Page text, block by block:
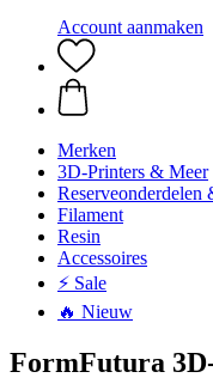
Account aanmaken
Merken
3D-Printers & Meer
Reserveonderdelen
Filament
Resin
Accessoires
⚡ Sale
🔥 Nieuw
FormFutura